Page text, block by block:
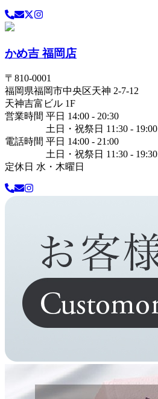
かめ吉 福岡店
〒 810-0001
福岡県福岡市中央区天神 2-7-12
天神吉富ビル 1F
営業時間 平日 14:00 - 20:30
土日・祝祭日 11:30 - 19:00
電話時間 平日 14:00 - 21:00
土日・祝祭日 11:30 - 19:30
定休日 水・木曜日